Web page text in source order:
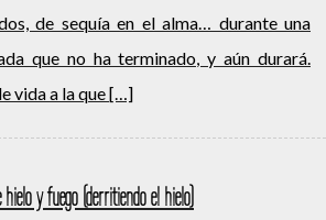
de sequía en el alma… durante una
que no ha terminado, y aún durará.
vida a la que […]
hielo y fuego (derritiendo el hielo)